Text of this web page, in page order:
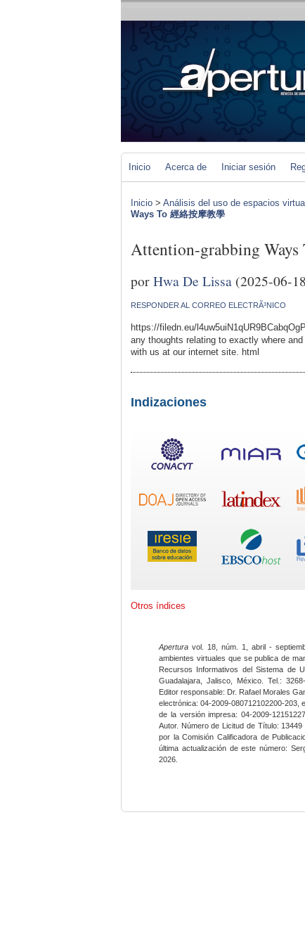
Inicio Acerca de Iniciar sesión
Inicio > Análisis del uso de espacios
Ways To 經絡按摩教學
Attention-grabbing
porHwa De Lissa (2025-06-
RESPONDER AL CORREO ELECTRÃ³NICO
https://filedn.eu/
any thoughts relating to exactly where and
with us at our internet site. html
Indizaciones
Otros índices
Apertura vol. 18, núm. 1, abril -
ambientes virtuales que se publica de
Recursos Informativos del Sistema de
Guadalajara, Jalisco, México. Tel.:
Editor responsable: Dr. Rafael Morales
electrónica: 04-2009-080712102200-
de la versión impresa: 04-2009-
Autor. Número de Licitud de Título:
por la Comisión Calificadora de
última actualización de este número:
2026.